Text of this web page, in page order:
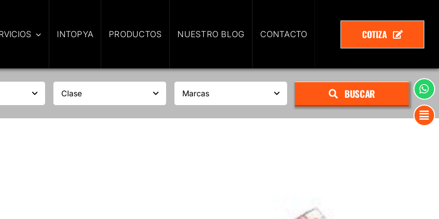
INTOPYA PRODUCTOS NUESTRO BLOG CONTACTO COTIZA
BUSCAR